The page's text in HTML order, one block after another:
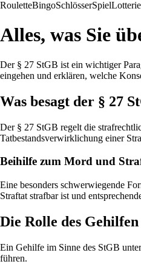
RouletteBingoSchlösserSpielLotterie
Alles, was Sie
Der § 27 StGB ist ein wichtiger
eingehen und erklären, welche
Was besagt der § 27
Der § 27 StGB regelt die
Tatbestandsverwirklichung einer
Beihilfe zum Mord und
Eine besonders schwerwiegende
Straftat strafbar ist und
Die Rolle des
Ein Gehilfe im Sinne des StGB
führen.